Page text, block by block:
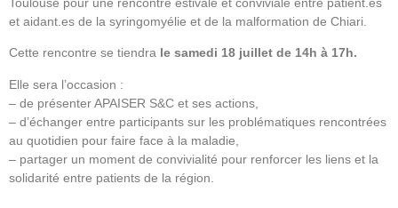
et aidant.es de la syringomyélie et de la malformation de Chiari.
Cette rencontre se tiendra le samedi 18 juillet de 14h à 17h.
Elle sera l’occasion :
– de présenter APAISER S&C et ses actions,
– d’échanger entre participants sur les problématiques rencontrées
au quotidien pour faire face à la maladie,
– partager un moment de convivialité pour renforcer les liens et la
solidarité entre patients de la région.